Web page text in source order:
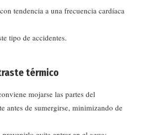
tendencia a una frecuencia cardíaca
tipo de accidentes.
térmico
mojarse las partes del
antes de sumergirse, minimizando de